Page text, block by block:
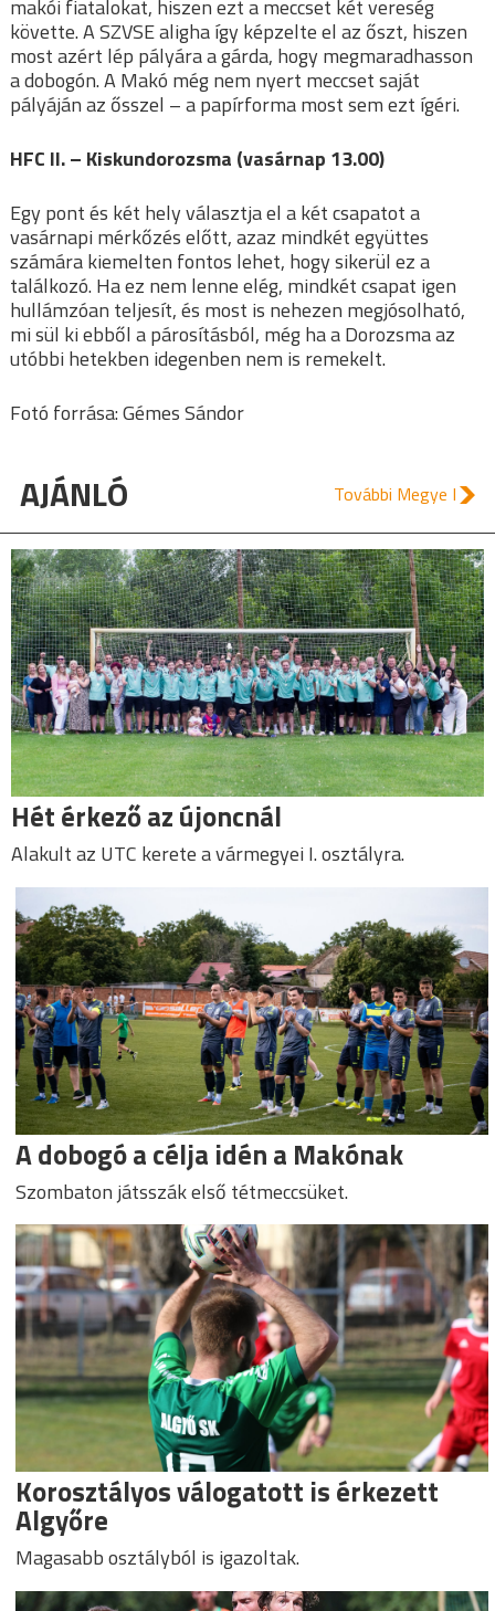
makói fiatalokat, hiszen ezt a meccset két vereség
követte. A SZVSE aligha így képzelte el az őszt, hiszen
most azért lép pályára a gárda, hogy megmaradhasson
a dobogón. A Makó még nem nyert meccset saját
pályáján az ősszel – a papírforma most sem ezt ígéri.
HFC II. – Kiskundorozsma (vasárnap 13.00)
Egy pont és két hely választja el a két csapatot a
vasárnapi mérkőzés előtt, azaz mindkét együttes
számára kiemelten fontos lehet, hogy sikerül ez a
találkozó. Ha ez nem lenne elég, mindkét csapat igen
hullámzóan teljesít, és most is nehezen megjósolható,
mi sül ki ebből a párosításból, még ha a Dorozsma az
utóbbi hetekben idegenben nem is remekelt.
Fotó forrása: Gémes Sándor
AJÁNLÓ További Megye I
Hét érkező az újoncnál
Alakult az UTC kerete a vármegyei I. osztályra.
A dobogó a célja idén a Makónak
Szombaton játsszák első tétmeccsüket.
Korosztályos válogatott is érkezett
Algyőre
Magasabb osztályból is igazoltak.